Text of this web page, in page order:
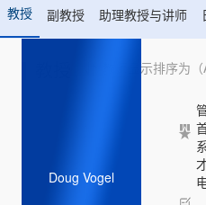
教授 副教授 助理教授与讲师
教师显示排序为（
Doug Vogel